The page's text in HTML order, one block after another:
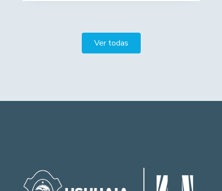
Ver todas